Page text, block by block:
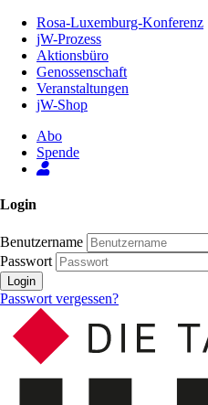
Inhalt
Seite
Rosa-Luxemburg-Konferenz
jW-Prozess
Aktionsbüro
Genossenschaft
Veranstaltungen
jW-Shop
Abo
Spende
Login
Benutzername
Passwort
Login
Passwort vergessen?